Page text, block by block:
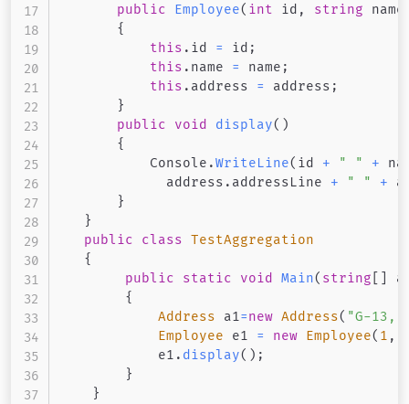
public
Employee( int id , string name
{
this . id = id ;
this . name = name ;
this . address = address ;
}
public
void display( )
{
           Console
.WriteLine( id + " " +
             address
. addressLine + " " +
}
}
public
class TestAggregation
{
public
static void Main( string
{
Address a1=new Address( "G-13,
Employee e1 = new Employee( 1 ,
            e1
. display( ) ;
}
}